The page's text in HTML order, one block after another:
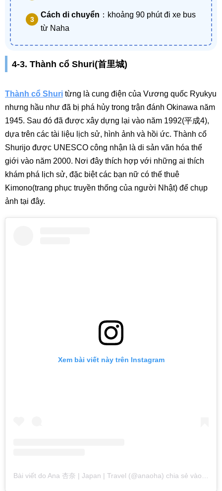
Cách di chuyển ：khoảng 90 phút đi xe bus
từ Naha
4-3. Thành cổ Shuri(首里城)
Thành cổ Shuri từng là cung điện của Vương quốc Ryukyu
nhưng hầu như đã bị phá hủy trong trận đánh Okinawa năm
1945. Sau đó đã được xây dựng lại vào năm 1992(平成4),
dựa trên các tài liệu lịch sử, hình ảnh và hồi ức. Thành cổ
Shurijo được UNESCO công nhận là di sản văn hóa thế
giới vào năm 2000. Nơi đây thích hợp với những ai thích
khám phá lịch sử, đặc biệt các bạn nữ có thế thuê
Kimono(trang phục truyền thống của người Nhật) để chụp
ảnh tại đây.
Xem bài viết này trên Instagram
Bài viết do Ana 杏奈 | Japan | Travel (@anaoha) chia sẻ vào